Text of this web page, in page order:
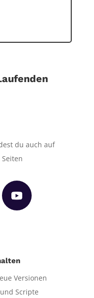
du auch auf
Versionen
Scripte